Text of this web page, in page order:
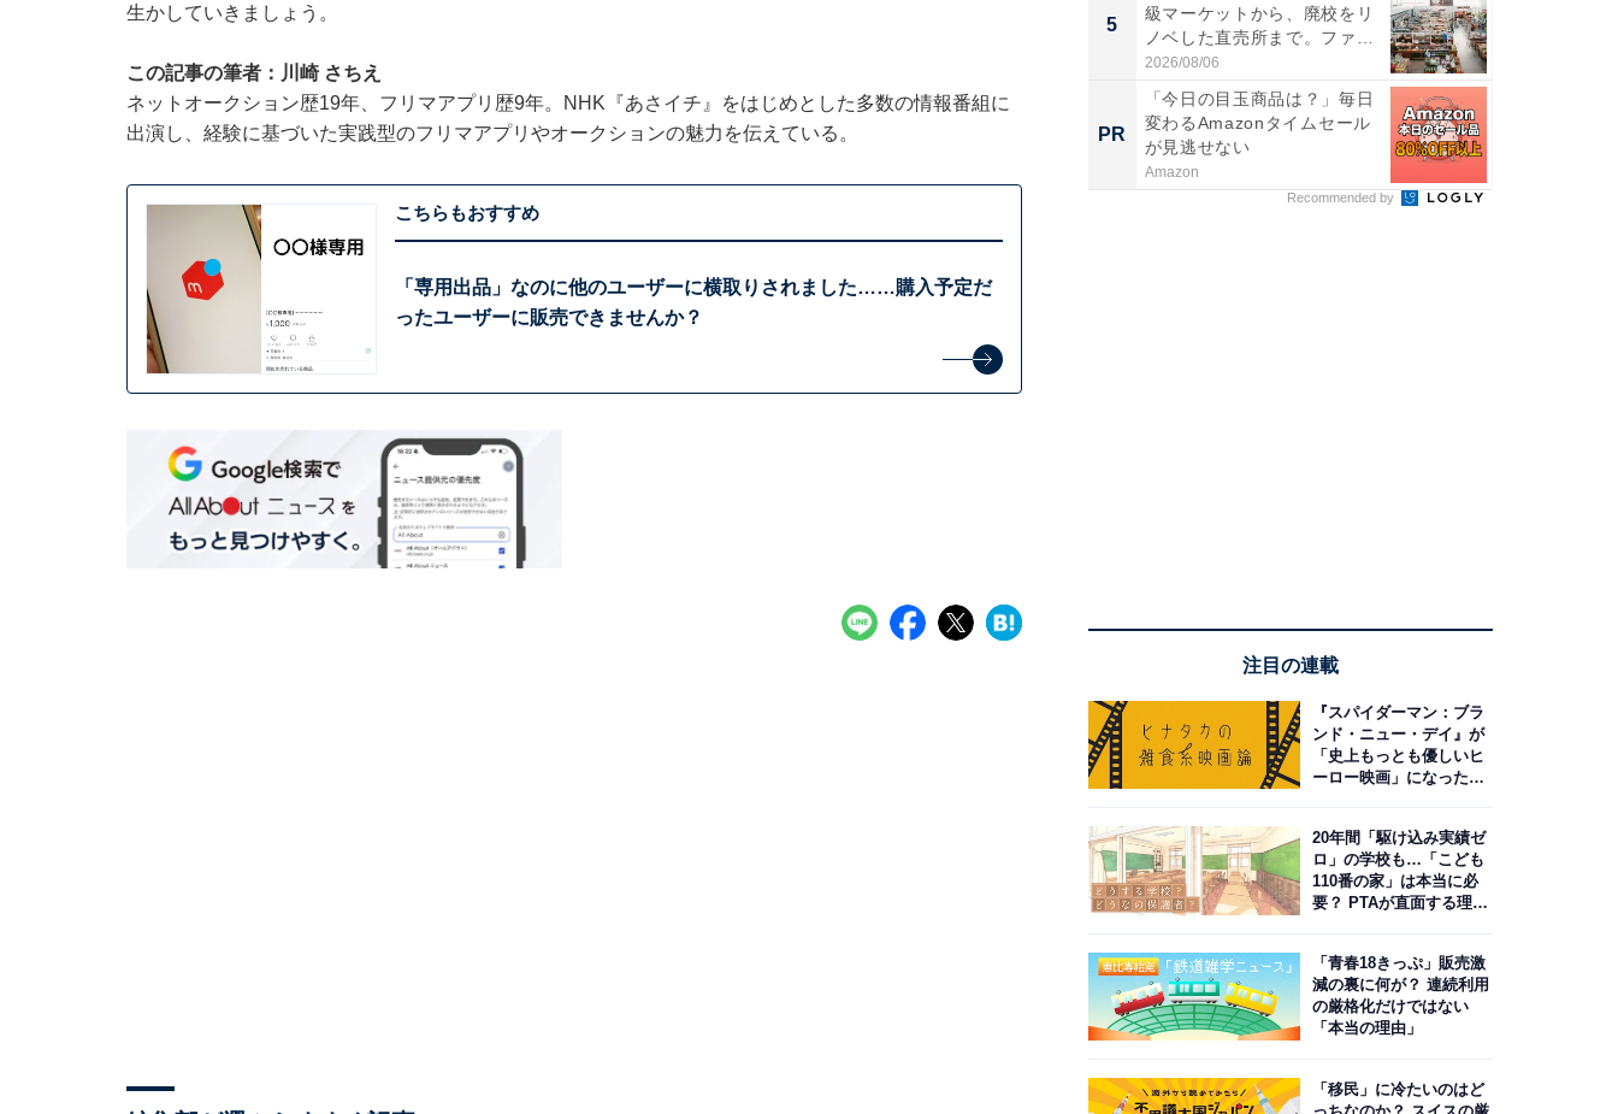
生かしていきましょう。
この記事の筆者：川崎 さちえ
ネットオークション歴19年、フリマアプリ歴9年。NHK『あさイチ』をはじめとした多数の情報番組に
出演し、経験に基づいた実践型のフリマアプリやオークションの魅力を伝えている。
こちらもおすすめ
「専用出品」なのに他のユーザーに横取りされました……購入予定だ
ったユーザーに販売できませんか？
5
級マーケットから、廃校をリ
ノベした直売所まで。ファ
ー...
2026/08/06
PR
「今日の目玉商品は？」毎日
変わるAmazonタイムセール
が見逃せない
Amazon
Recommended by
注目の連載
『スパイダーマン：ブラ
ンド・ニュー・デイ』が
「史上もっとも優しいヒ
ーロー映画」になった理
20年間「駆け込み実績ゼ
ロ」の学校も…「こども
110番の家」は本当に必
要？ PTAが直面する理想
「青春18きっぷ」販売激
減の裏に何が？ 連続利用
の厳格化だけではない
「本当の理由」
「移民」に冷たいのはど